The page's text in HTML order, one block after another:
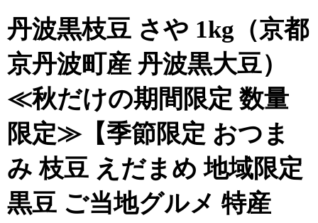
丹波黒枝豆 さや 1kg（京都
京丹波町産 丹波黒大豆）
≪秋だけの期間限定 数量
限定≫【季節限定 おつま
み 枝豆 えだまめ 地域限定
黒豆 ご当地グルメ 特産